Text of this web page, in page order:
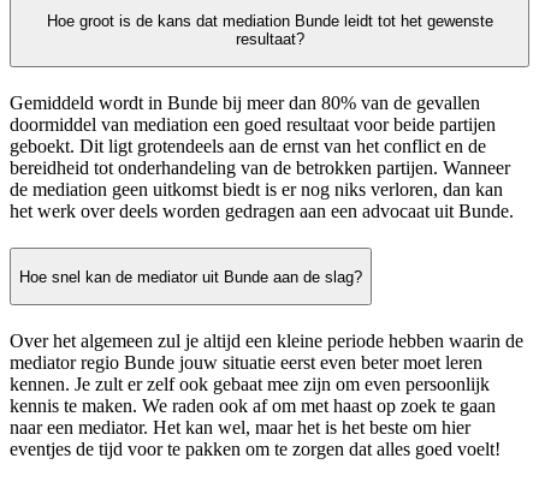
Hoe groot is de kans dat mediation Bunde leidt tot het gewenste
resultaat?
Gemiddeld wordt in Bunde bij meer dan 80% van de gevallen
doormiddel van mediation een goed resultaat voor beide partijen
geboekt. Dit ligt grotendeels aan de ernst van het conflict en de
bereidheid tot onderhandeling van de betrokken partijen. Wanneer
de mediation geen uitkomst biedt is er nog niks verloren, dan kan
het werk over deels worden gedragen aan een advocaat uit Bunde.
Hoe snel kan de mediator uit Bunde aan de slag?
Over het algemeen zul je altijd een kleine periode hebben waarin de
mediator regio Bunde jouw situatie eerst even beter moet leren
kennen. Je zult er zelf ook gebaat mee zijn om even persoonlijk
kennis te maken. We raden ook af om met haast op zoek te gaan
naar een mediator. Het kan wel, maar het is het beste om hier
eventjes de tijd voor te pakken om te zorgen dat alles goed voelt!